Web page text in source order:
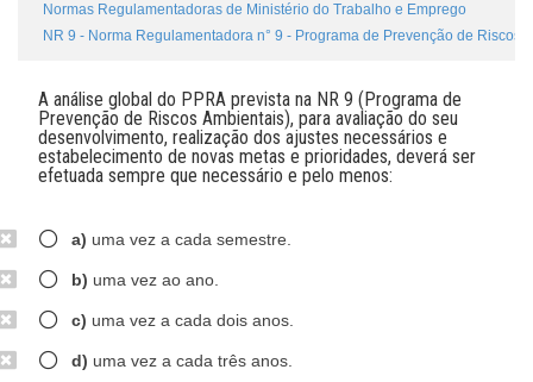
Normas Regulamentadoras de Ministério do Trabalho e Emprego
NR 9 - Norma Regulamentadora n° 9 - Programa de Prevenção de Riscos
A análise global do PPRA prevista na NR 9 (Programa de
Prevenção de Riscos Ambientais), para avaliação do seu
desenvolvimento, realização dos ajustes necessários e
estabelecimento de novas metas e prioridades, deverá ser
efetuada sempre que necessário e pelo menos:
a) uma vez a cada semestre.
b) uma vez ao ano.
c) uma vez a cada dois anos.
d) uma vez a cada três anos.